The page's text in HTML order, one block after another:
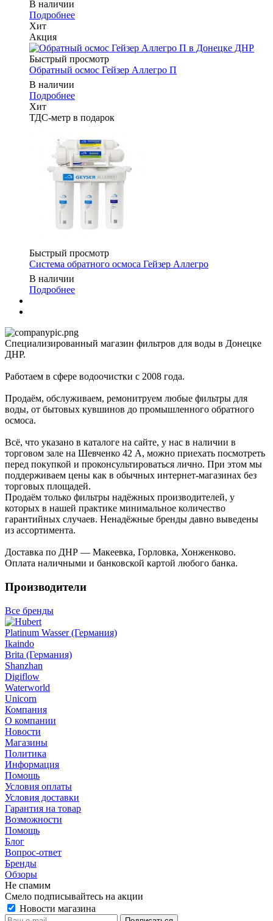
В наличии
Подробнее
Хит
Акция
Быстрый просмотр
Обратный осмос Гейзер Аллегро П
В наличии
Подробнее
Хит
ТДС-метр в подарок
Быстрый просмотр
Система обратного осмоса Гейзер Аллегро
В наличии
Подробнее
Специализированный магазин фильтров для воды в Донецке
ДНР.
Работаем в сфере водоочистки с 2008 года.
Продаём, обслуживаем, ремонитруем любые фильтры для
воды, от бытовых кувшинов до промышленного обратного
осмоса.
Всё, что указано в каталоге на сайте, у нас в наличии в
торговом зале на Шевченко 42 А, можно приехать посмотреть
перед покупкой и проконсультироваться лично. При этом мы
поддерживаем цены как в обычных интернет-магазинах без
торговых площадей.
Продаём только фильтры надёжных производителей, у
которых в нашей практике минимальное количество
гарантийных случаев. Ненадёжные бренды давно выведены
из ассортимента.
Доставка по ДНР — Макеевка, Горловка, Хонженково.
Оплата наличными и банковской картой любого банка.
Производители
Все бренды
Platinum Wasser (Германия)
Ikaindo
Brita (Германия)
Shanzhan
Digiflow
Waterworld
Unicorn
Компания
О компании
Новости
Магазины
Политика
Информация
Помощь
Условия оплаты
Условия доставки
Гарантия на товар
Возможности
Помощь
Блог
Вопрос-ответ
Бренды
Обзоры
Не спамим
Смело подписывайтесь на акции
Новости магазина